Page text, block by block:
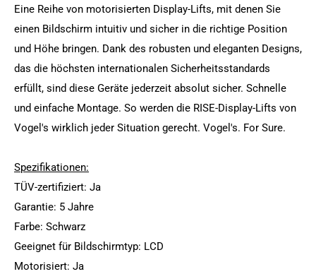
Eine Reihe von motorisierten Display-Lifts, mit denen Sie
einen Bildschirm intuitiv und sicher in die richtige Position
und Höhe bringen. Dank des robusten und eleganten Designs,
das die höchsten internationalen Sicherheitsstandards
erfüllt, sind diese Geräte jederzeit absolut sicher. Schnelle
und einfache Montage. So werden die RISE-Display-Lifts von
Vogel's wirklich jeder Situation gerecht. Vogel's. For Sure.
Spezifikationen:
TÜV-zertifiziert: Ja
Garantie: 5 Jahre
Farbe: Schwarz
Geeignet für Bildschirmtyp: LCD
Motorisiert: Ja